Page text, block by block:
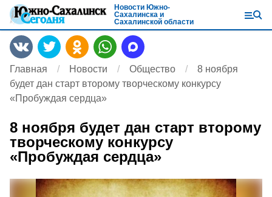
Новости Южно-
Сахалинска и
Сахалинской области
Главная Новости Общество
8 ноября
будет дан старт второму творческому конкурсу
«Пробуждая сердца»
8 ноября будет дан старт второму
творческому конкурсу
«Пробуждая сердца»